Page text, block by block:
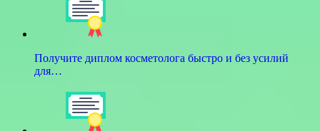
Получите диплом косметолога быстро и без усилий
для…